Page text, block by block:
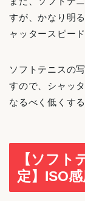
すが、かなり明
ャッタースピー
ソフトテニスの
すので、シャッ
なるべく低くす
【ソフト
定】ISO